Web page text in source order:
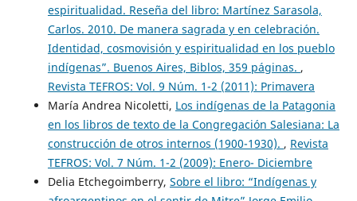
espiritualidad. Reseña del libro: Martínez Sarasola,
Carlos. 2010. De manera sagrada y en celebración.
Identidad, cosmovisión y espiritualidad en los pueblo
indígenas”. Buenos Aires, Biblos, 359 páginas. ,
Revista TEFROS: Vol. 9 Núm. 1-2 (2011): Primavera
María Andrea Nicoletti, Los indígenas de la Patagonia
en los libros de texto de la Congregación Salesiana: La
construcción de otros internos (1900-1930). , Revista
TEFROS: Vol. 7 Núm. 1-2 (2009): Enero- Diciembre
Delia Etchegoimberry, Sobre el libro: “Indígenas y